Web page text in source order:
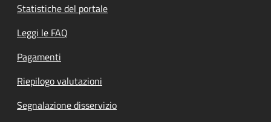
Statistiche del portale
Leggi le FAQ
Pagamenti
Riepilogo valutazioni
Segnalazione disservizio